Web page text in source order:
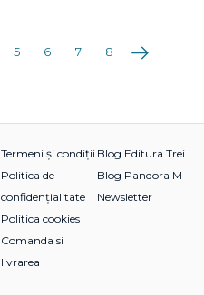
5 6 7 8 Următoarea
Termeni și condiții
Politica de
confidențialitate
Politica cookies
Comanda si
livrarea
Blog Editura Trei
Blog Pandora M
Newsletter